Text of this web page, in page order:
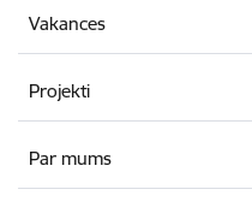
Vakances
Projekti
Par mums